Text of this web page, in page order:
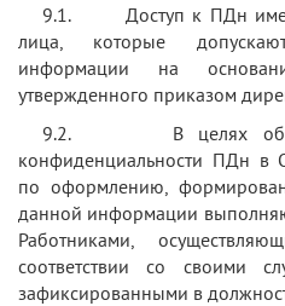
9.1. Доступ к ПДн
лица, которые
информации на
утвержденного приказом
9.2. В целях
конфиденциальности ПДн в
по оформлению,
данной информации
Работниками,
соответствии со своими
зафиксированными в